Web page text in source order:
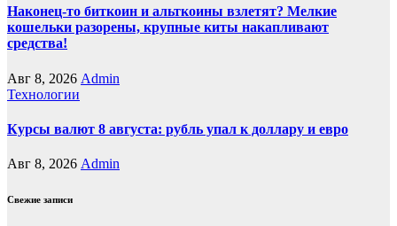
Наконец-то биткоин и альткоины взлетят? Мелкие
кошельки разорены, крупные киты накапливают
средства!
Авг 8, 2026 Admin
Технологии
Курсы валют 8 августа: рубль упал к доллару и евро
Авг 8, 2026 Admin
Свежие записи